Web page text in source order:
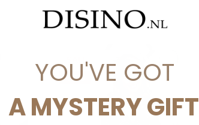
SALE
-50%
YOU'VE GOT
A MYSTERY GIFT